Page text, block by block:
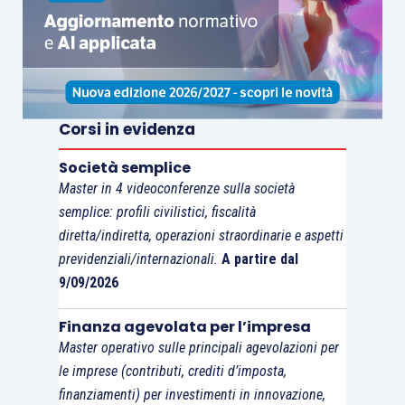
cordata Tamara Lunger, annuncia la sua nuova
spedizione, una delle più emozionanti: seguirà le
tracce di Messner e Kammerlander, dal 1984
rimaste intonse, che in un’unica traversata
conquistarono i due ottomila Gasherbrun II e
Gasherbrun I. Il sogno verticale di Simone è una
sfida ancora più ardita: lo farà in inverno, con
equipaggiamento leggero, senza aiuti meccanici.
Ad attenderlo però c’è un ghiacciaio che –
diversamente da quando lo aveva visto in passato
– con i cambiamenti climatici e i terremoti si è
Nonostante la sua estrema prudenza, in un attimo
Moro viene inghiottito nelle viscere di ghiaccio,
come in un volo da un palazzo di sette piani, e
Corsi in evidenza
Società semplice
Master in 4 videoconferenze sulla società
semplice: profili civilistici, fiscalità
diretta/indiretta, operazioni straordinarie e aspetti
previdenziali/internazionali. A partire dal
9/09/2026
Finanza agevolata per l’impresa
Master operativo sulle principali agevolazioni per
le imprese (contributi, crediti d’imposta,
finanziamenti) per investimenti in innovazione,